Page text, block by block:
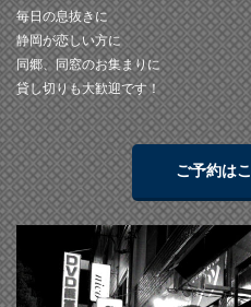
毎日の息抜きに
静岡が恋しい方に
同郷、同窓のお集まりに
貸し切りも大歓迎です！
ご予約は